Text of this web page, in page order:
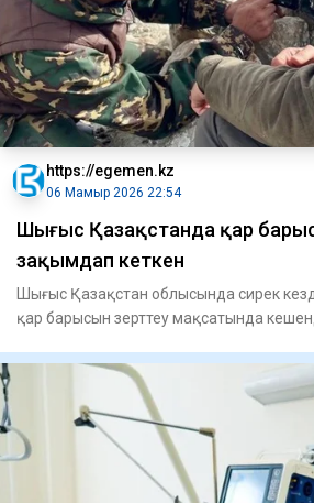
https://egemen.kz
06 Мамыр 2026 22:54
Шығыс Қазақстанда қар
зақымдап кеткен
Шығыс Қазақстан облысында сирек
қар барысын зерттеу мақсатында